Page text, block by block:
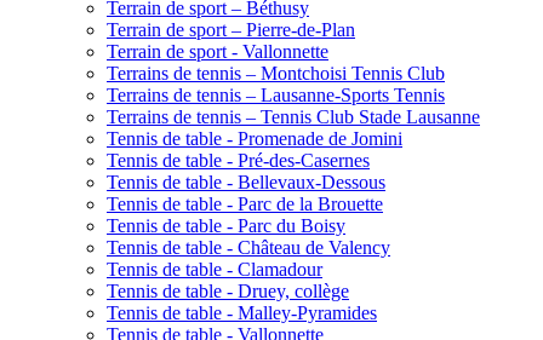
Terrain de sport – Béthusy
Terrain de sport – Pierre-de-Plan
Terrain de sport - Vallonnette
Terrains de tennis – Montchoisi Tennis Club
Terrains de tennis – Lausanne-Sports Tennis
Terrains de tennis – Tennis Club Stade Lausanne
Tennis de table - Promenade de Jomini
Tennis de table - Pré-des-Casernes
Tennis de table - Bellevaux-Dessous
Tennis de table - Parc de la Brouette
Tennis de table - Parc du Boisy
Tennis de table - Château de Valency
Tennis de table - Clamadour
Tennis de table - Druey, collège
Tennis de table - Malley-Pyramides
Tennis de table - Vallonnette